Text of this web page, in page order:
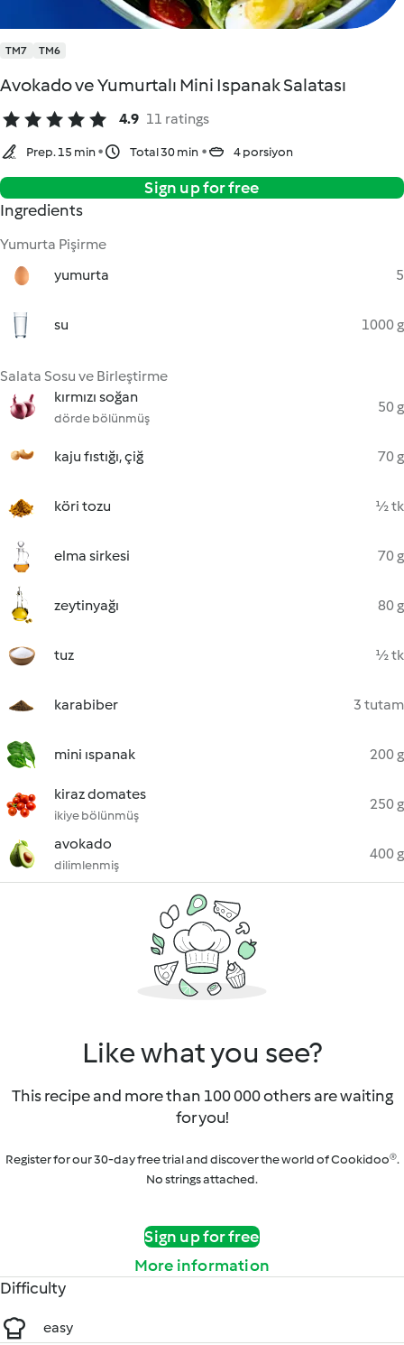
TM7 TM6
Avokado ve Yumurtalı Mini Ispanak Salatası
4.9 11 ratings
Prep. 15 min Total 30 min 4 porsiyon
Sign up for free
Ingredients
Yumurta Pişirme
yumurta
5
su 1000 g
Salata Sosu ve Birleştirme
kırmızı soğan
dörde bölünmüş
50 g
kaju fıstığı, çiğ 70 g
köri tozu ½ tk
elma sirkesi 70 g
zeytinyağı 80 g
tuz ½ tk
karabiber 3 tutam
mini ıspanak 200 g
kiraz domates
ikiye bölünmüş
250 g
avokado
dilimlenmiş
400 g
Like what you see?
This recipe and more than 100 000 others are waiting
for you!
Register for our 30-day free trial and discover the world of Cookidoo®.
No strings attached.
Sign up for free
More information
Difficulty
easy